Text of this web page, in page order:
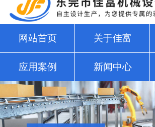
网站首页 关于佳富
应用案例 新闻中心